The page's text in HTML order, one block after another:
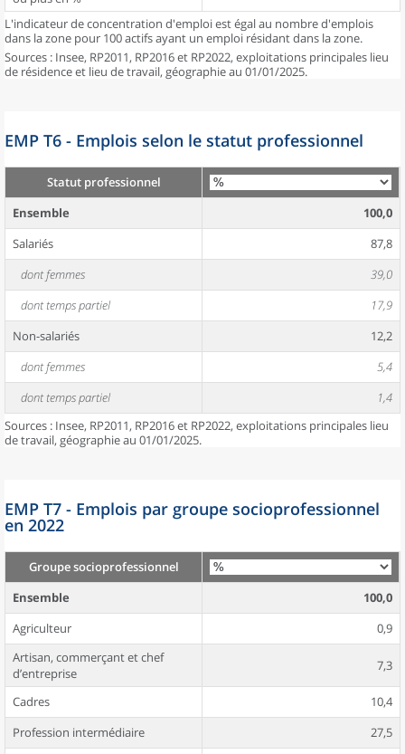
L'indicateur de concentration d'emploi est égal au nombre d'emplois
dans la zone pour 100 actifs ayant un emploi résidant dans la zone.
Sources : Insee, RP2011, RP2016 et RP2022, exploitations principales lieu
de résidence et lieu de travail, géographie au 01/01/2025.
EMP T6 - Emplois selon le statut professionnel
Statut professionnel
Ensemble
100,0
Salariés
87,8
dont femmes
39,0
dont temps partiel
17,9
Non-salariés
12,2
dont femmes
5,4
dont temps partiel
1,4
Sources : Insee, RP2011, RP2016 et RP2022, exploitations principales lieu
de travail, géographie au 01/01/2025.
EMP T7 - Emplois par groupe socioprofessionnel
en 2022
Groupe socioprofessionnel
Ensemble
100,0
Agriculteur
0,9
Artisan, commerçant et chef
d’entreprise
7,3
Cadres
10,4
Profession intermédiaire
27,5